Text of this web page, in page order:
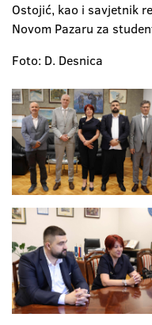
Ostojić, kao i savjetnik
Novom Pazaru za
Foto: D. Desnica